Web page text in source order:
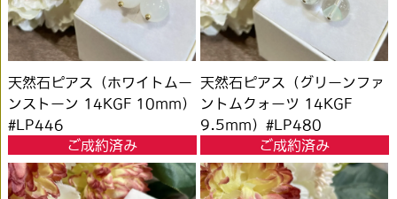
天然石ピアス（ホワイトムー
ンストーン 14KGF 10mm）
#LP446
ご成約済み
天然石ピアス（グリーンファ
ントムクォーツ 14KGF
9.5mm）#LP480
ご成約済み